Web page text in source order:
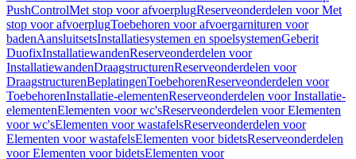
PushControlMet stop voor afvoerplugReserveonderdelen voor Met
stop voor afvoerplugToebehoren voor afvoergarnituren voor
badenAansluitsetsInstallatiesystemen en spoelsystemenGeberit
DuofixInstallatiewandenReserveonderdelen voor
InstallatiewandenDraagstructurenReserveonderdelen voor
DraagstructurenBeplatingenToebehorenReserveonderdelen voor
ToebehorenInstallatie-elementenReserveonderdelen voor Installatie-
elementenElementen voor wc'sReserveonderdelen voor Elementen
voor wc'sElementen voor wastafelsReserveonderdelen voor
Elementen voor wastafelsElementen voor bidetsReserveonderdelen
voor Elementen voor bidetsElementen voor